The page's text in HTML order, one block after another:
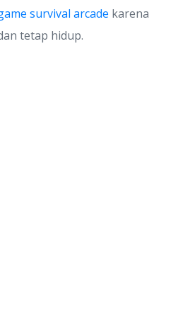
survival arcade karena
tetap hidup.